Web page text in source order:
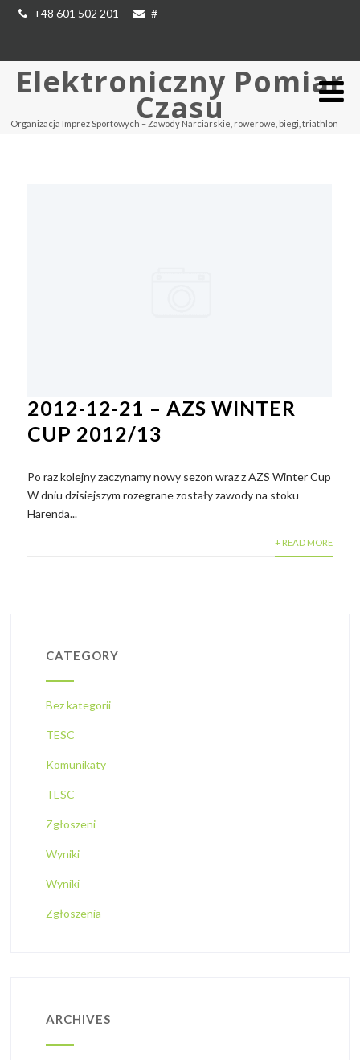
+48 601 502 201 #
Elektroniczny Pomiar
Czasu
Organizacja Imprez Sportowych – Zawody Narciarskie, rowerowe, biegi, triathlon
2012-12-21 – AZS WINTER
CUP 2012/13
Po raz kolejny zaczynamy nowy sezon wraz z AZS Winter Cup
W dniu dzisiejszym rozegrane zostały zawody na stoku
Harenda...
+ READ MORE
CATEGORY
Bez kategorii
TESC
Komunikaty
TESC
Zgłoszeni
Wyniki
Wyniki
Zgłoszenia
ARCHIVES